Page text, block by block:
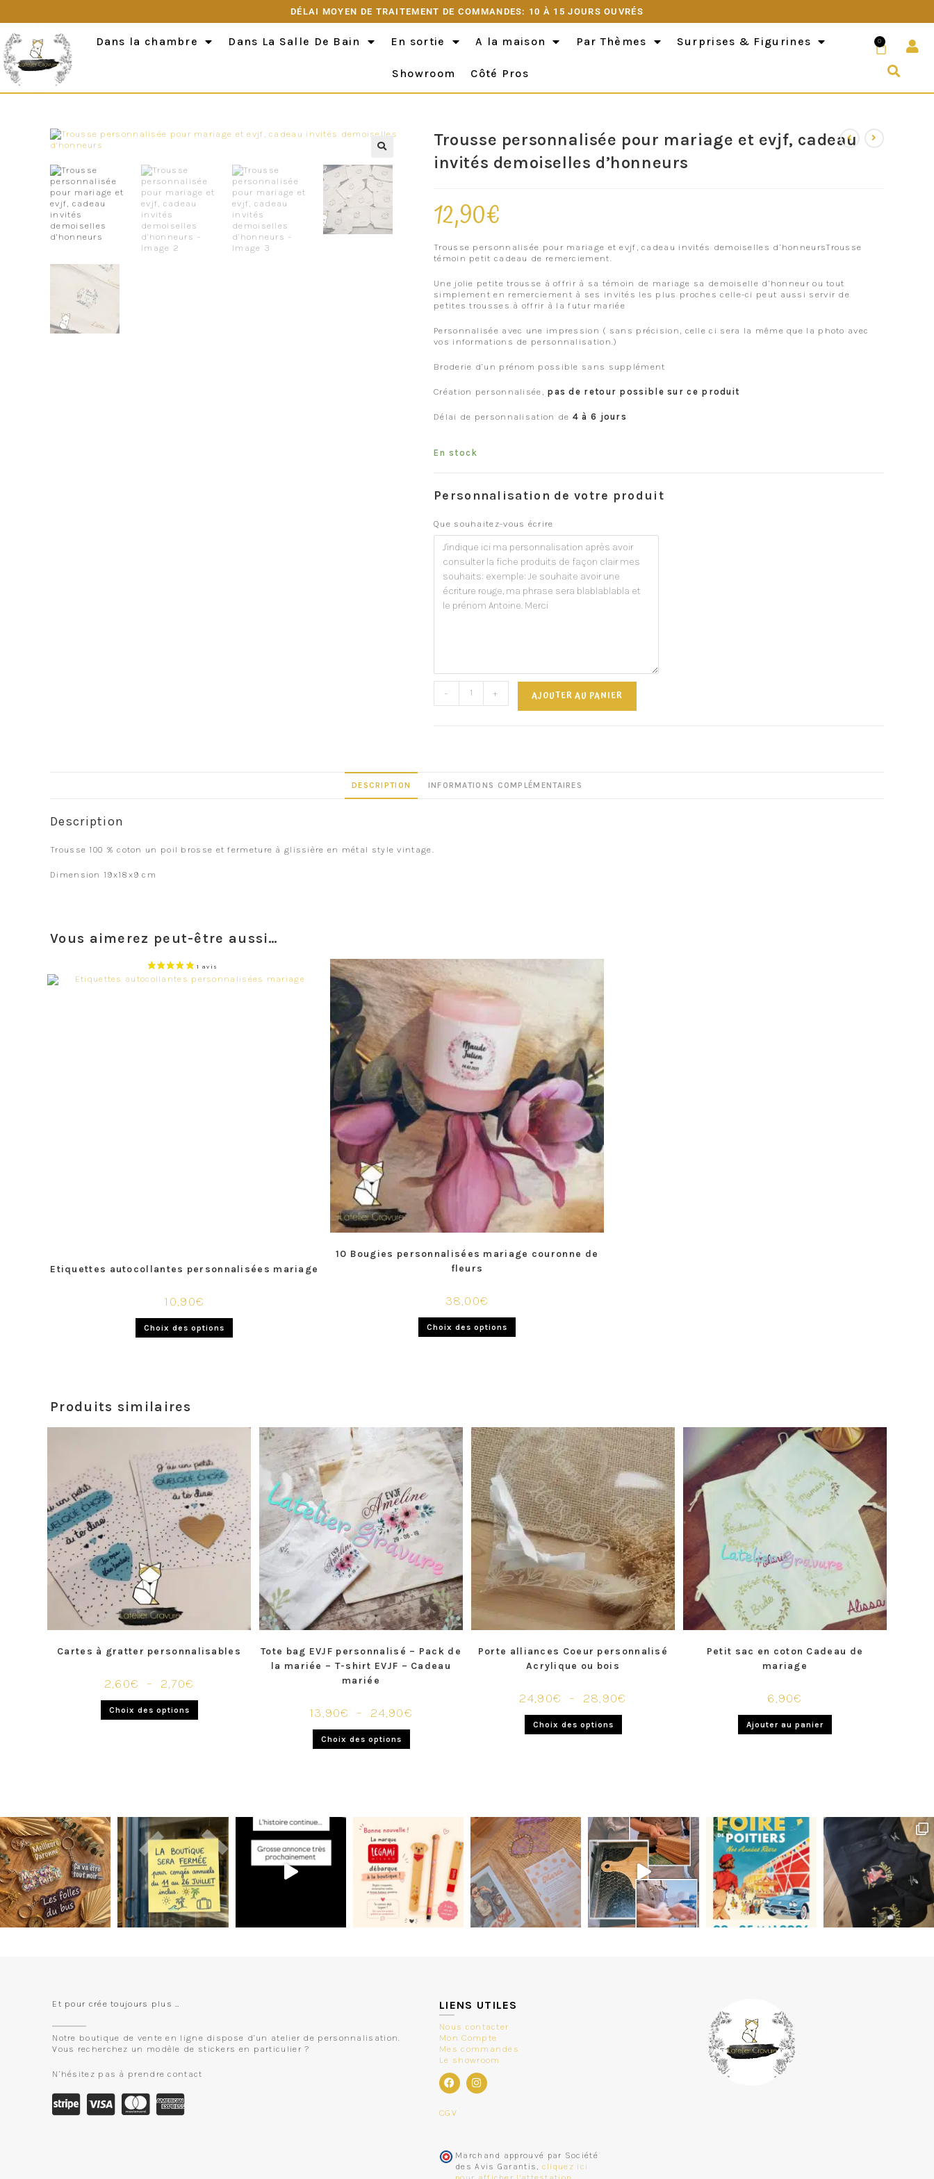
DÉLAI MOYEN DE TRAITEMENT DE COMMANDES: 10 À 15 JOURS OUVRÉS
Dans la chambre Dans La Salle De Bain En sortie A la maison Par Thèmes Surprises & Figurines
Showroom Côté Pros
0
Trousse personnalisée pour mariage et evjf, cadeau
invités demoiselles d’honneurs
12,90€
Trousse personnalisée pour mariage et evjf, cadeau invités demoiselles d’honneursTrousse
témoin petit cadeau de remerciement.
Une jolie petite trousse à offrir à sa témoin de mariage sa demoiselle d’honneur ou tout
simplement en remerciement à ses invités les plus proches celle-ci peut aussi servir de
petites trousses à offrir à la futur mariée
Personnalisée avec une impression ( sans précision, celle ci sera la même que la photo avec
vos informations de personnalisation.)
Broderie d’un prénom possible sans supplément
Création personnalisée, pas de retour possible sur ce produit
Délai de personnalisation de 4 à 6 jours
En stock
Personnalisation de votre produit
Que souhaitez-vous écrire
- + AJOUTER AU PANIER
DESCRIPTION INFORMATIONS COMPLÉMENTAIRES
Description
Trousse 100 % coton un poil brosse et fermeture à glissière en métal style vintage.
Dimension 19x18x9 cm
Vous aimerez peut-être aussi…
1 avis
Etiquettes autocollantes personnalisées mariage
10,90€
Choix des options
10 Bougies personnalisées mariage couronne de
fleurs
38,00€
Choix des options
Produits similaires
Cartes à gratter personnalisables
2,60€ – 2,70€
Choix des options
Tote bag EVJF personnalisé – Pack de
la mariée – T-shirt EVJF – Cadeau
mariée
13,90€ – 24,90€
Choix des options
Porte alliances Coeur personnalisé
Acrylique ou bois
24,90€ – 28,90€
Choix des options
Petit sac en coton Cadeau de
mariage
6,90€
Ajouter au panier
Et pour crée toujours plus …
Notre boutique de vente en ligne dispose d’un atelier de personnalisation.
Vous recherchez un modèle de stickers en particulier ?
N’hésitez pas à prendre contact
LIENS UTILES
Nous contacter
Mon Compte
Mes commandes
Le showroom
CGV
Marchand approuvé par Société
des Avis Garantis, cliquez ici